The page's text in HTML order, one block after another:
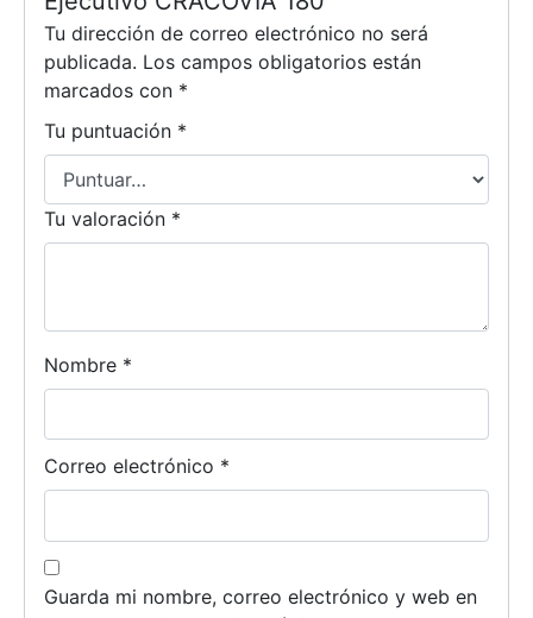
Tu dirección de correo electrónico no será
publicada. Los campos obligatorios están
marcados con *
Tu puntuación *
Tu valoración *
Nombre *
Correo electrónico *
Guarda mi nombre, correo electrónico y web en